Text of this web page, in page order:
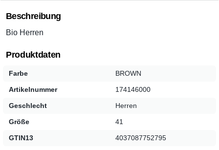
Beschreibung
Bio Herren
Produktdaten
Farbe BROWN
Artikelnummer 174146000
Geschlecht Herren
Größe 41
GTIN13 4037087752795